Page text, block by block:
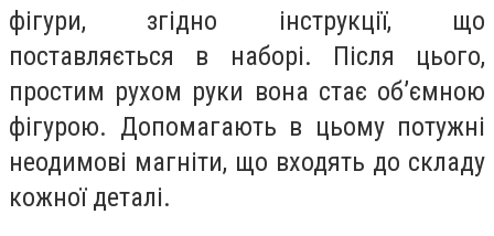
фігури, згідно інструкції, що
поставляється в наборі. Після цього,
простим рухом руки вона стає об’ємною
фігурою. Допомагають в цьому потужні
неодимові магніти, що входять до складу
кожної деталі.